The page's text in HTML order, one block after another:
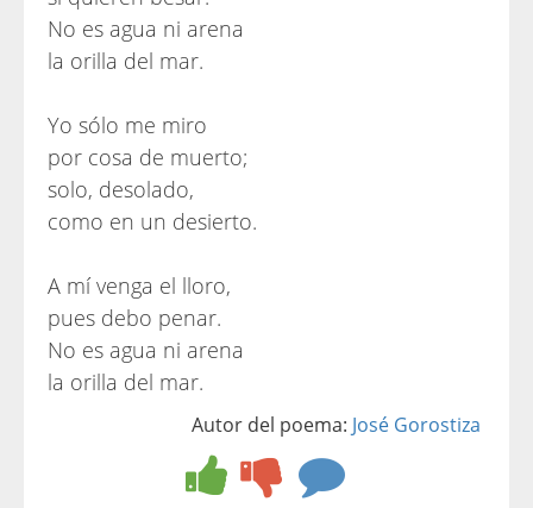
No es agua ni arena
la orilla del mar.
Yo sólo me miro
por cosa de muerto;
solo, desolado,
como en un desierto.
A mí venga el lloro,
pues debo penar.
No es agua ni arena
la orilla del mar.
Autor del poema: José Gorostiza